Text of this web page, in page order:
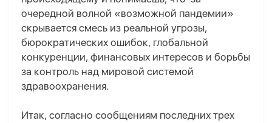
очередной волной «возможной пандемии»
скрывается смесь из реальной угрозы,
бюрократических ошибок, глобальной
конкуренции, финансовых интересов и борьбы
за контроль над мировой системой
здравоохранения.
Итак, согласно сообщениям последних трех